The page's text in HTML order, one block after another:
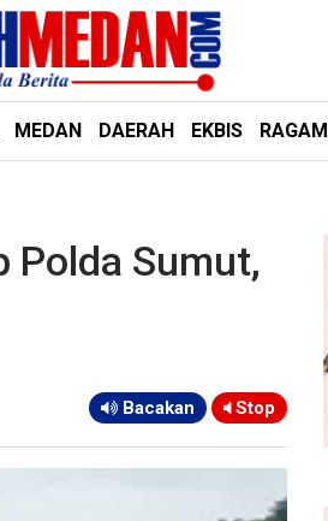
MEDAN DAERAH EKBIS RAGAM
Polda Sumut,
Bacakan Stop